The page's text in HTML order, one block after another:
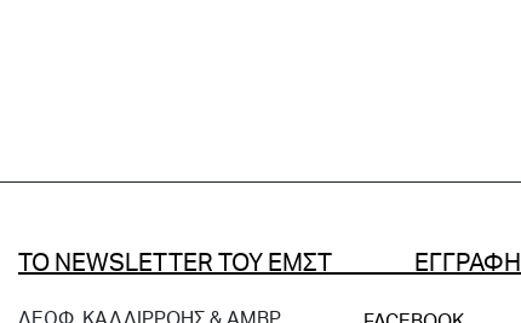
ΤΟ NEWSLETTER ΤΟΥ ΕΜΣΤ ΕΓΓΡΑΦΗ
ΛΕΩΦ. ΚΑΛΛΙΡΡΟΗΣ & ΑΜΒΡ.